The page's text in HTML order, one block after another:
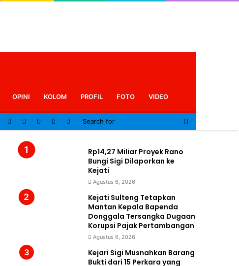
OPINI KOLOM PROFIL FOTO VIDEO
Rp14,27 Miliar Proyek Rano
Bungi Sigi Dilaporkan ke
Kejati
Agustus 6, 2026
Kejati Sulteng Tetapkan
Mantan Kepala Bapenda
Donggala Tersangka Dugaan
Korupsi Pajak Pertambangan
Agustus 6, 2026
Kejari Sigi Musnahkan Barang
Bukti dari 15 Perkara yang